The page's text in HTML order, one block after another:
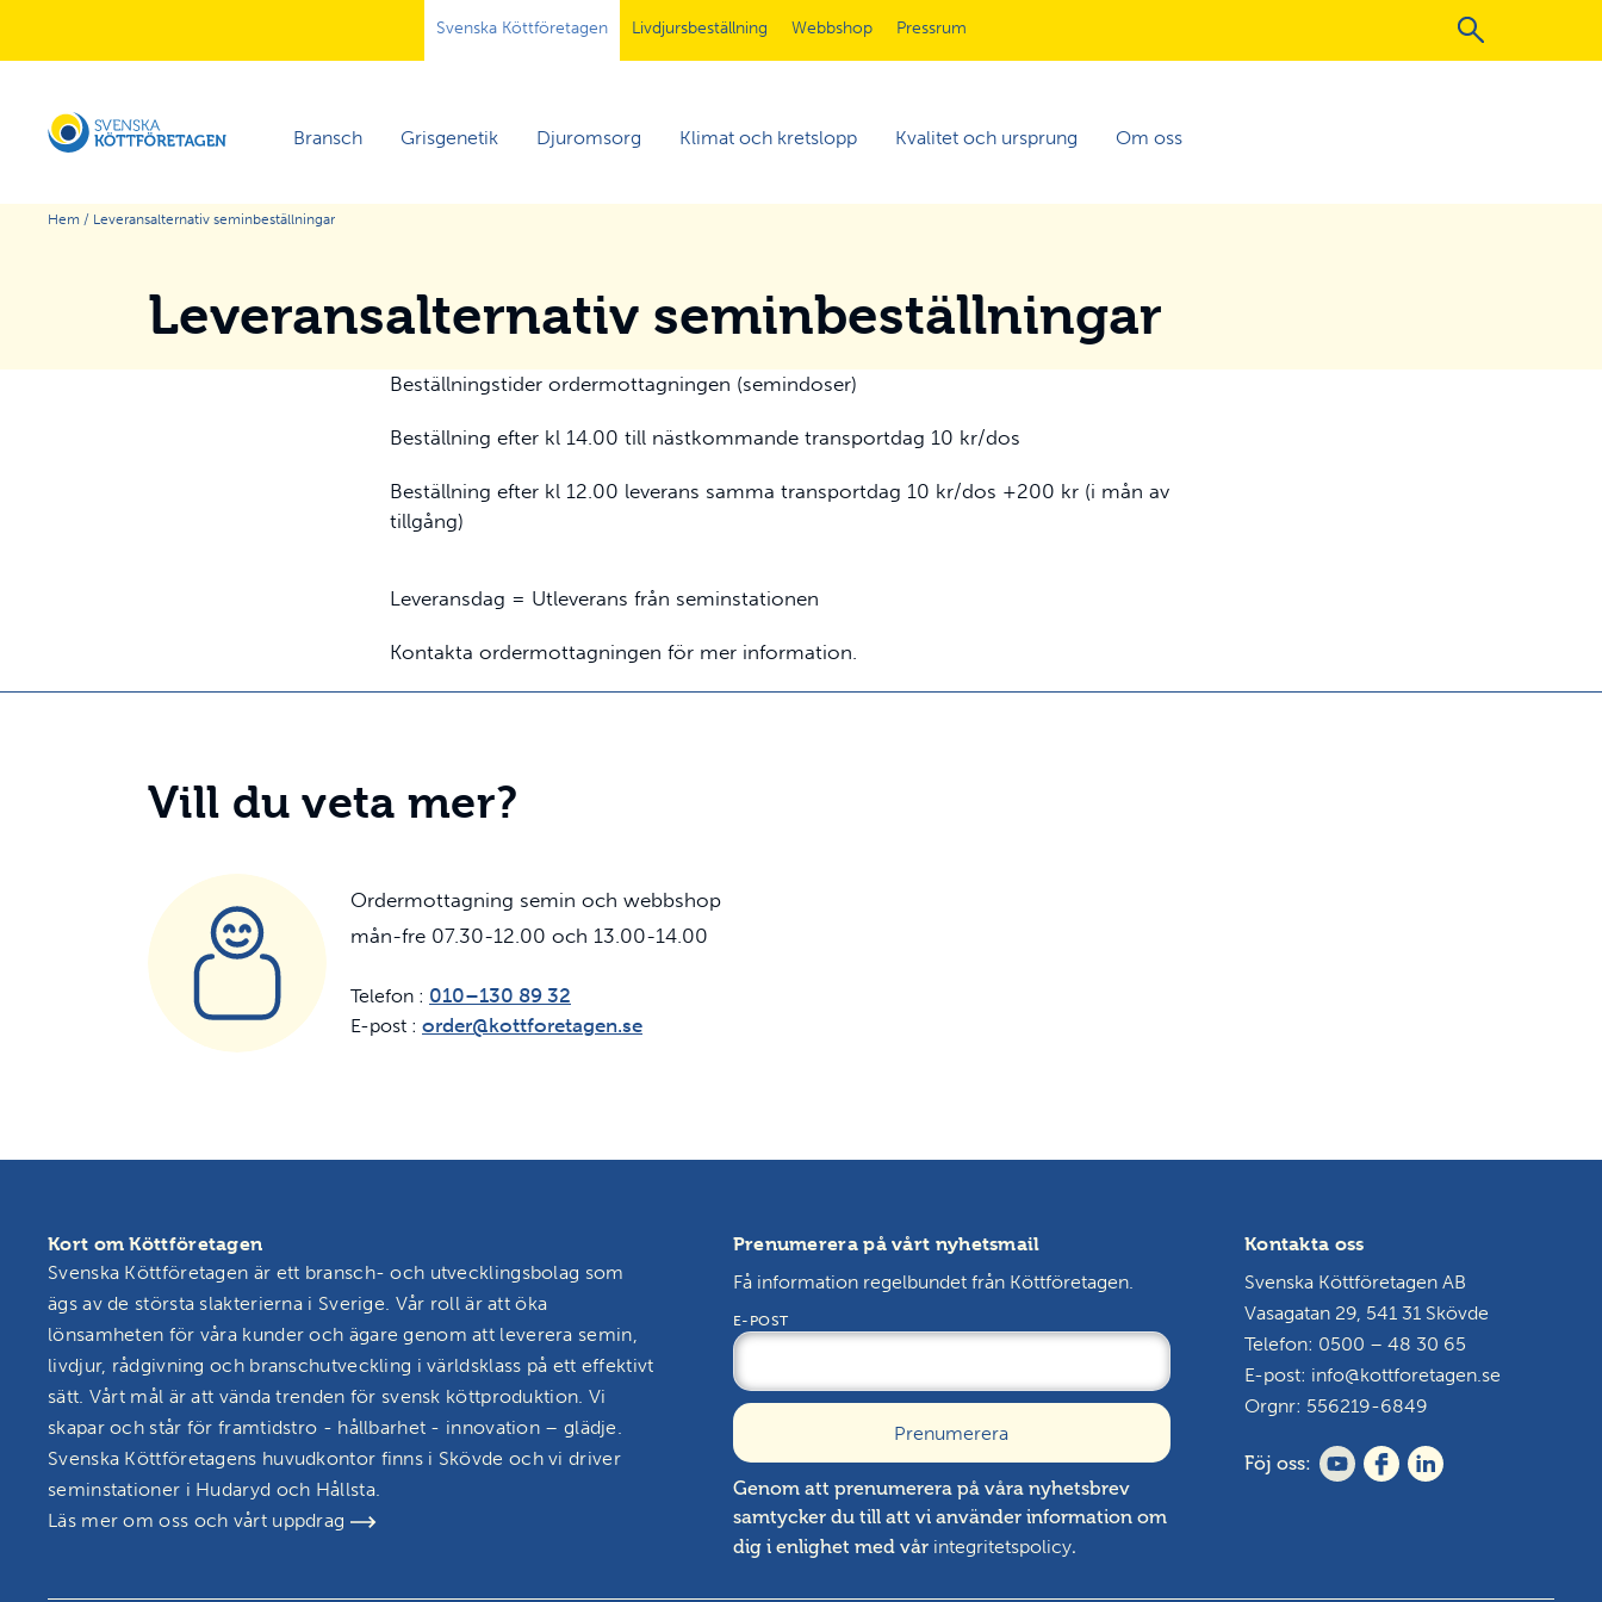
Svenska Köttföretagen Livdjursbeställning Webbshop Pressrum
Bransch Grisgenetik Djuromsorg Klimat och kretslopp Kvalitet och ursprung Om oss
Hem / Leveransalternativ seminbeställningar
Leveransalternativ seminbeställningar
Beställningstider ordermottagningen (semindoser)
Beställning efter kl 14.00 till nästkommande transportdag 10 kr/dos
Beställning efter kl 12.00 leverans samma transportdag 10 kr/dos +200 kr (i mån av
tillgång)
Leveransdag = Utleverans från seminstationen
Kontakta ordermottagningen för mer information.
Vill du veta mer?
Ordermottagning semin och webbshop
mån-fre 07.30-12.00 och 13.00-14.00
Telefon : 010–130 89 32
E-post : order@kottforetagen.se
Prenumerera på vårt nyhetsmail
Få information regelbundet från Köttföretagen.
E-POST
Genom att prenumerera på våra nyhetsbrev
samtycker du till att vi använder information om
dig i enlighet med vår integritetspolicy.
Kort om Köttföretagen
Svenska Köttföretagen är ett bransch- och utvecklingsbolag som
ägs av de största slakterierna i Sverige. Vår roll är att öka
lönsamheten för våra kunder och ägare genom att leverera semin,
livdjur, rådgivning och branschutveckling i världsklass på ett effektivt
sätt. Vårt mål är att vända trenden för svensk köttproduktion. Vi
skapar och står för framtidstro - hållbarhet - innovation – glädje.
Svenska Köttföretagens huvudkontor finns i Skövde och vi driver
seminstationer i Hudaryd och Hållsta.
Läs mer om oss och vårt uppdrag
Kontakta oss
Svenska Köttföretagen AB
Vasagatan 29, 541 31 Skövde
Telefon: 0500 – 48 30 65
E-post: info@kottforetagen.se
Orgnr: 556219-6849
Föj oss: